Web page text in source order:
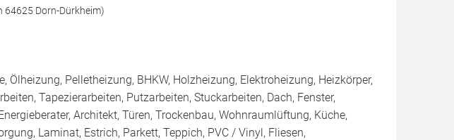
64625 Dorn-Dürkheim)
Ölheizung, Pelletheizung, BHKW, Holzheizung, Elektroheizung, Heizkörper,
Tapezierarbeiten, Putzarbeiten, Stuckarbeiten, Dach, Fenster,
Architekt, Türen, Trockenbau, Wohnraumlüftung, Küche,
Laminat, Estrich, Parkett, Teppich, PVC / Vinyl, Fliesen,